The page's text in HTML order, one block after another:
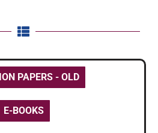
PAPERS - OLD
E-BOOKS